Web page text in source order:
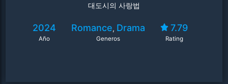
대도시의 사랑법
2024
Año
Romance, Drama
Generos
7.79
Rating